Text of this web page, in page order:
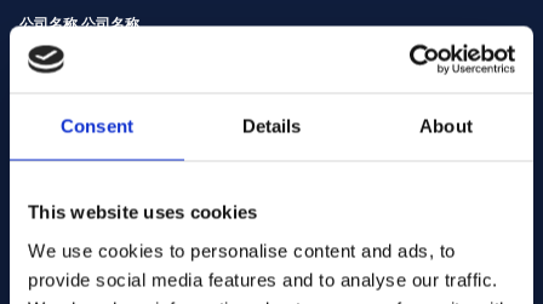
Consent Details About
This website uses cookies
We use cookies to personalise content and ads, to
provide social media features and to analyse our traffic.
公司名称 公司名称
输入数量
您的信息